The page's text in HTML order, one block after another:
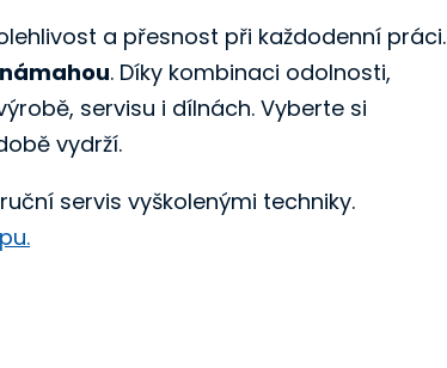
a přesnost při každodenní práci.
. Díky kombinaci odolnosti,
servisu i dílnách. Vyberte si
vydrží.
servis vyškolenými techniky.